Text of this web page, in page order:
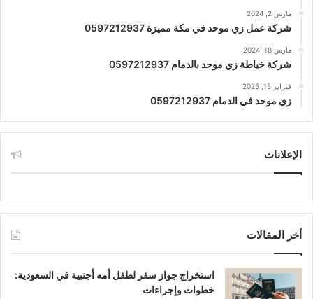
مارس 2, 2024
شركة عمل زي موحد في مكة مميزة 0597212937
مارس 18, 2024
شركة خياطة زي موحد بالدمام 0597212937
فبراير 15, 2025
زي موحد في الدمام 0597212937
الإعلانات
أخر المقالات
استخراج جواز سفر لطفل أمه أجنبية في السعودية:
خطوات وإجراءات